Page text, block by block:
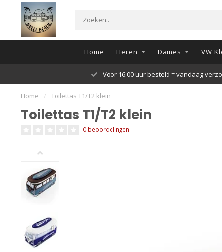
Home Heren Dames VW
Voor 16.00 uur besteld = vandaag
Home / Toilettas T1/T2 klein
Toilettas T1/T2 klein
0 beoordelingen